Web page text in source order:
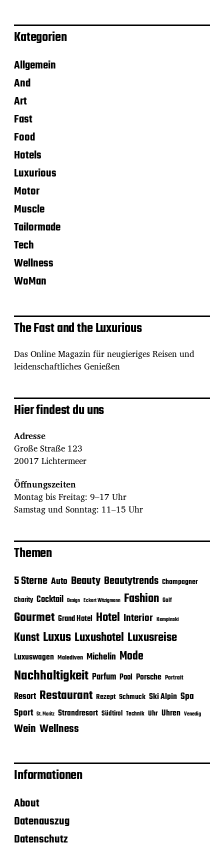
Kategorien
Allgemein
And
Art
Fast
Food
Hotels
Luxurious
Motor
Muscle
Tailormade
Tech
Wellness
WoMan
The Fast and the Luxurious
Das Online Magazin für neugieriges Reisen und
leidenschaftliches Genießen
Hier findest du uns
Adresse
Große Straße 123
20017 Lichtermeer
Öffnungszeiten
Montag bis Freitag: 9–17 Uhr
Samstag und Sonntag: 11–15 Uhr
Themen
5 Sterne Auto Beauty Beautytrends Champagner
Charity Cocktail Design Eckart Witzigmann Fashion Golf
Gourmet Grand Hotel Hotel Interior Kempinski
Kunst Luxus Luxushotel Luxusreise
Luxuswagen Malediven Michelin Mode
Nachhaltigkeit Parfum Pool Porsche Portrait
Resort Restaurant Rezept Schmuck Ski Alpin Spa
Sport St. Moritz Strandresort Südtirol Technik Uhr Uhren Venedig
Wein Wellness
Informationen
About
Datenauszug
Datenschutz